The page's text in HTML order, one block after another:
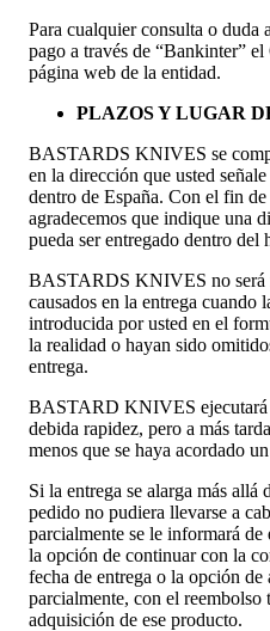
Para cualquier consulta o duda
pago a través de “Bankinter”
página web de la entidad.
PLAZOS Y LUGAR
BASTARDS KNIVES se
en la dirección que usted
dentro de España. Con el fin
agradecemos que indique una
pueda ser entregado dentro del
BASTARDS KNIVES no será
causados en la entrega cuando
introducida por usted en el
la realidad o hayan sido
entrega.
BASTARD KNIVES ejecutará
debida rapidez, pero a más
menos que se haya acordado
Si la entrega se alarga más
pedido no pudiera llevarse a
parcialmente se le informará
la opción de continuar con la
fecha de entrega o la opción
parcialmente, con el
adquisición de ese producto.